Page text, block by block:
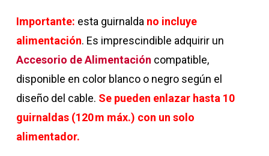
Importante: esta guirnalda no incluye
alimentación. Es imprescindible adquirir un
Accesorio de Alimentación compatible,
disponible en color blanco o negro según el
diseño del cable. Se pueden enlazar hasta 10
guirnaldas (120 m máx.) con un solo
alimentador.